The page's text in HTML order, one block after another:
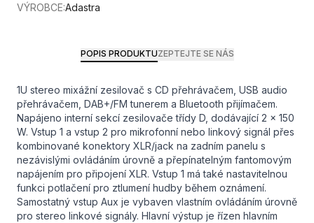
VÝROBCE:Adastra
POPIS PRODUKTUZEPTEJTE SE NÁS
1U stereo mixážní zesilovač s CD přehrávačem, USB audio
přehrávačem, DAB+/FM tunerem a Bluetooth přijímačem.
Napájeno interní sekcí zesilovače třídy D, dodávající 2 x 150
W. Vstup 1 a vstup 2 pro mikrofonní nebo linkový signál přes
kombinované konektory XLR/jack na zadním panelu s
nezávislými ovládáním úrovně a přepínatelným fantomovým
napájením pro připojení XLR. Vstup 1 má také nastavitelnou
funkci potlačení pro ztlumení hudby během oznámení.
Samostatný vstup Aux je vybaven vlastním ovládáním úrovně
pro stereo linkové signály. Hlavní výstup je řízen hlavním